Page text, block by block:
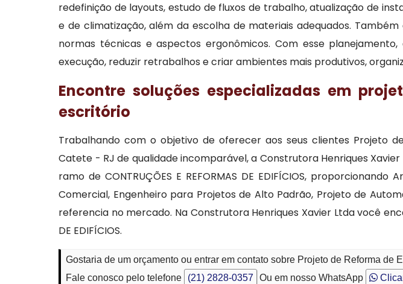
redefinição de layouts, estudo de fluxos de trabalho, atualização de
e de climatização, além da escolha de materiais adequados.
normas técnicas e aspectos ergonômicos. Com esse
execução, reduzir retrabalhos e criar ambientes mais produtivos,
Encontre soluções especializadas em
escritório
Trabalhando com o objetivo de oferecer aos seus clientes Projeto
Catete - RJ de qualidade incomparável, a Construtora Henriques
ramo de CONTRUÇÕES E REFORMAS DE EDIFÍCIOS,
Comercial, Engenheiro para Projetos de Alto Padrão, Projeto de
referencia no mercado. Na Construtora Henriques Xavier Ltda você
DE EDIFÍCIOS.
Gostaria de um orçamento ou entrar em contato sobre Projeto de Reforma de
Fale conosco pelo telefone
(21) 2828-0357 Ou em nosso WhatsApp